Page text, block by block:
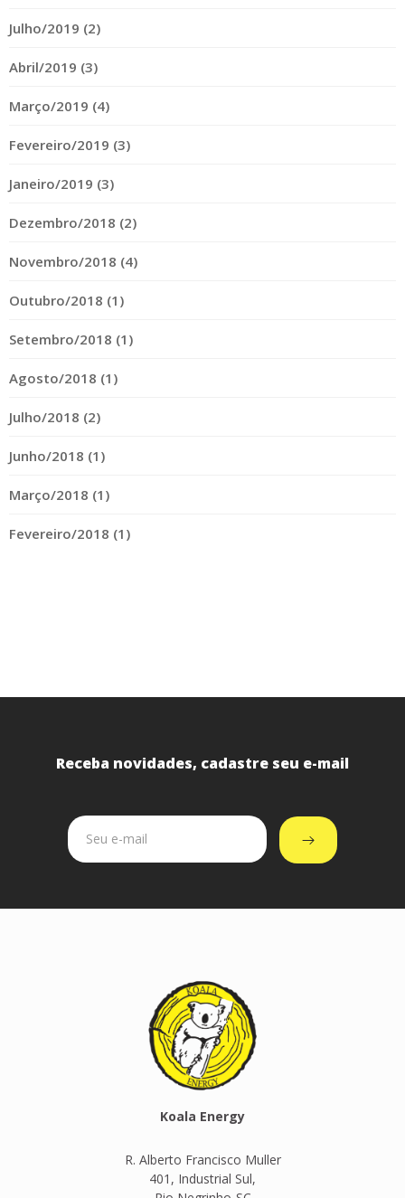
Julho/2019 (2)
Abril/2019 (3)
Março/2019 (4)
Fevereiro/2019 (3)
Janeiro/2019 (3)
Dezembro/2018 (2)
Novembro/2018 (4)
Outubro/2018 (1)
Setembro/2018 (1)
Agosto/2018 (1)
Julho/2018 (2)
Junho/2018 (1)
Março/2018 (1)
Fevereiro/2018 (1)
Receba novidades, cadastre seu e-mail
Koala Energy
R. Alberto Francisco Muller
401, Industrial Sul,